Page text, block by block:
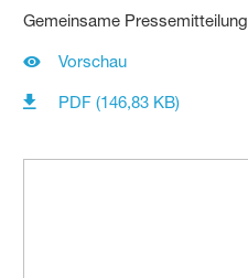
Gemeinsame Pressemitteilung
Vorschau
PDF (146,83 KB)